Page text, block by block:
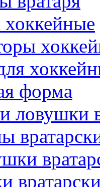
хоккейные
форма
ловушки